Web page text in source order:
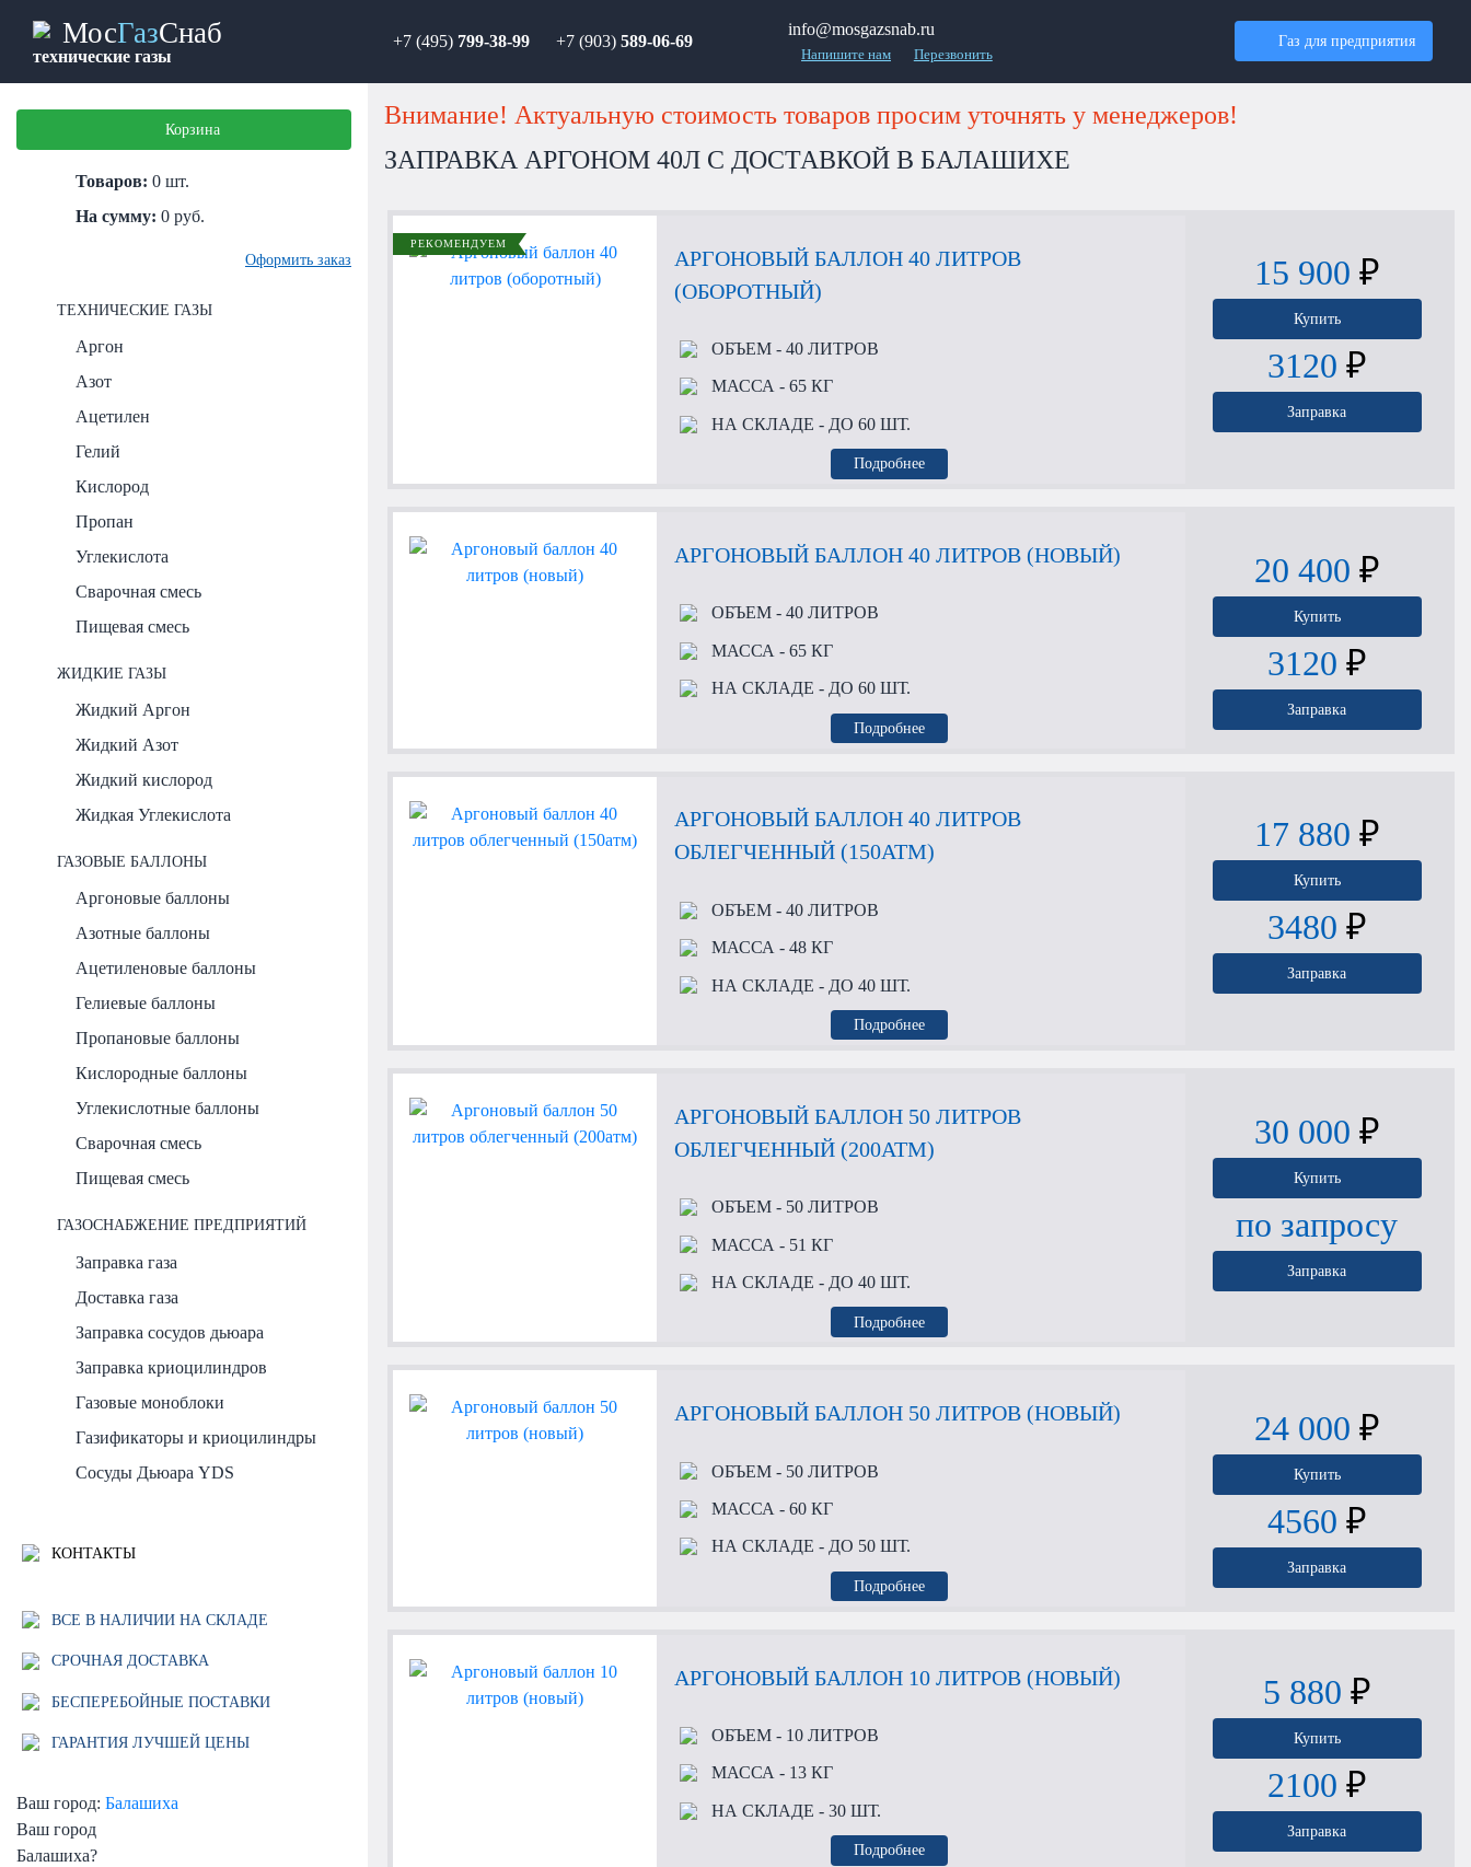
МосГазСнаб
технические газы
+7 (495) 799-38-99 +7 (903) 589-06-69
info@mosgazsnab.ru
Напишите нам Перезвонить
Газ для предприятия
Корзина
Товаров: 0 шт.
На сумму: 0 руб.
Оформить заказ
ТЕХНИЧЕСКИЕ ГАЗЫ
Аргон
Азот
Ацетилен
Гелий
Кислород
Пропан
Углекислота
Сварочная смесь
Пищевая смесь
ЖИДКИЕ ГАЗЫ
Жидкий Аргон
Жидкий Азот
Жидкий кислород
Жидкая Углекислота
ГАЗОВЫЕ БАЛЛОНЫ
Аргоновые баллоны
Азотные баллоны
Ацетиленовые баллоны
Гелиевые баллоны
Пропановые баллоны
Кислородные баллоны
Углекислотные баллоны
Сварочная смесь
Пищевая смесь
ГАЗОСНАБЖЕНИЕ ПРЕДПРИЯТИЙ
Заправка газа
Доставка газа
Заправка сосудов дьюара
Заправка криоцилиндров
Газовые моноблоки
Газификаторы и криоцилиндры
Сосуды Дьюара YDS
КОНТАКТЫ
ВСЕ В НАЛИЧИИ НА СКЛАДЕ
СРОЧНАЯ ДОСТАВКА
БЕСПЕРЕБОЙНЫЕ ПОСТАВКИ
ГАРАНТИЯ ЛУЧШЕЙ ЦЕНЫ
Ваш город: Балашиха
Ваш город
Балашиха?
Внимание! Актуальную стоимость товаров просим уточнять у менеджеров!
ЗАПРАВКА АРГОНОМ 40Л С ДОСТАВКОЙ В БАЛАШИХЕ
РЕКОМЕНДУЕМ
АРГОНОВЫЙ БАЛЛОН 40 ЛИТРОВ
(ОБОРОТНЫЙ)
ОБЪЕМ- 40 ЛИТРОВ
МАССА - 65 КГ
НА СКЛАДЕ - ДО 60 ШТ.
Подробнее
15 900 ₽
Купить
3120 ₽
Заправка
АРГОНОВЫЙ БАЛЛОН 40 ЛИТРОВ (НОВЫЙ)
ОБЪЕМ- 40 ЛИТРОВ
МАССА - 65 КГ
НА СКЛАДЕ - ДО 60 ШТ.
Подробнее
20 400 ₽
Купить
3120 ₽
Заправка
АРГОНОВЫЙ БАЛЛОН 40 ЛИТРОВ
ОБЛЕГЧЕННЫЙ (150АТМ)
ОБЪЕМ- 40 ЛИТРОВ
МАССА - 48 КГ
НА СКЛАДЕ - ДО 40 ШТ.
Подробнее
17 880 ₽
Купить
3480 ₽
Заправка
АРГОНОВЫЙ БАЛЛОН 50 ЛИТРОВ
ОБЛЕГЧЕННЫЙ (200АТМ)
ОБЪЕМ- 50 ЛИТРОВ
МАССА - 51 КГ
НА СКЛАДЕ - ДО 40 ШТ.
Подробнее
30 000 ₽
Купить
по запросу
Заправка
АРГОНОВЫЙ БАЛЛОН 50 ЛИТРОВ (НОВЫЙ)
ОБЪЕМ- 50 ЛИТРОВ
МАССА - 60 КГ
НА СКЛАДЕ - ДО 50 ШТ.
Подробнее
24 000 ₽
Купить
4560 ₽
Заправка
АРГОНОВЫЙ БАЛЛОН 10 ЛИТРОВ (НОВЫЙ)
ОБЪЕМ- 10 ЛИТРОВ
МАССА - 13 КГ
НА СКЛАДЕ - 30 ШТ.
Подробнее
5 880 ₽
Купить
2100 ₽
Заправка